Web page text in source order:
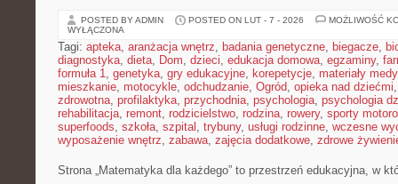
POSTED BY ADMIN POSTED ON LUT - 7 - 2026
MOŻLIWOŚĆ
WYŁĄCZONA
Tagi: apteka, aranżacja wnętrz, badania genetyczne, biegacze,
diagnostyka, dieta, Dom, dzieci, edukacja domowa, egzaminy,
formuła 1, genetyka, gry edukacyjne, korepetycje, materiały
mieszkanie, motocykle, odchudzanie, Ogród, opieka nad dziećmi
zdrowotna, profilaktyka, przychodnia, psychologia, psychologia
rehabilitacja, remont, rodzicielstwo, rodzina, rowery, sporty
superfoods, szkoła, szpital , trybuny, usługi rodzinne, wczesne
wyposażenie wnętrz, zabawa, zajęcia dodatkowe, zdrowe
Strona „Matematyka dla każdego” to przestrzeń edukacyjna, w